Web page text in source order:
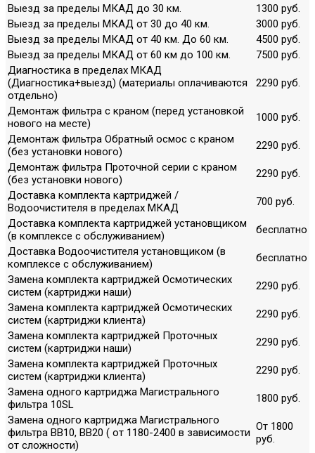
Выезд за пределы МКАД до 30 км.
1300 руб.
Выезд за пределы МКАД от 30 до 40 км.
3000 руб.
Выезд за пределы МКАД от 40 км. До 60 км.
4500 руб.
Выезд за пределы МКАД от 60 км до 100 км.
7500 руб.
Диагностика в пределах МКАД
(Диагностика+выезд) (материалы оплачиваются
отдельно)
2290 руб.
Демонтаж фильтра с краном (перед установкой
нового на месте)
1000 руб.
Демонтаж фильтра Обратный осмос с краном
(без установки нового)
2290 руб.
Демонтаж фильтра Проточной серии с краном
(без установки нового)
2290 руб.
Доставка комплекта картриджей /
Водоочистителя в пределах МКАД
700 руб.
Доставка комплекта картриджей установщиком
(в комплексе с обслуживанием)
бесплатно
Доставка Водоочистителя установщиком (в
комплексе с обслуживанием)
бесплатно
Замена комплекта картриджей Осмотических
систем (картриджи наши)
2290 руб.
Замена комплекта картриджей Осмотических
систем (картриджи клиента)
2290 руб.
Замена комплекта картриджей Проточных
систем (картриджи наши)
2290 руб.
Замена комплекта картриджей Проточных
систем (картриджи клиента)
2290 руб.
Замена одного картриджа Магистрального
фильтра 10SL
1800 руб.
Замена одного картриджа Магистрального
фильтра ВВ10, ВВ20 ( от 1180-2400 в зависимости
от сложности)
От 1800
руб.